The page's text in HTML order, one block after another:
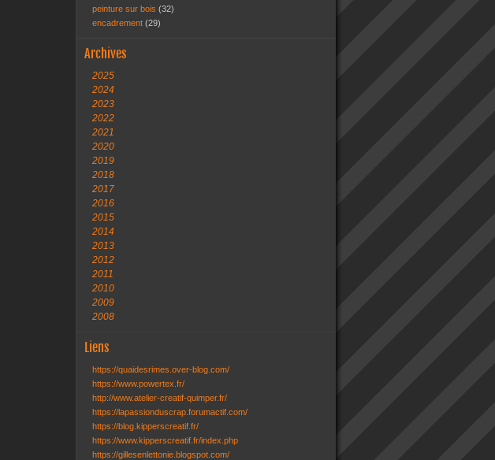
peinture sur bois (32)
encadrement (29)
Archives
2025
2024
2023
2022
2021
2020
2019
2018
2017
2016
2015
2014
2013
2012
2011
2010
2009
2008
Liens
https://quaidesrimes.over-blog.com/
https://www.powertex.fr/
http://www.atelier-creatif-quimper.fr/
https://lapassionduscrap.forumactif.com/
https://blog.kipperscreatif.fr/
https://www.kipperscreatif.fr/index.php
https://gillesenlettonie.blogspot.com/